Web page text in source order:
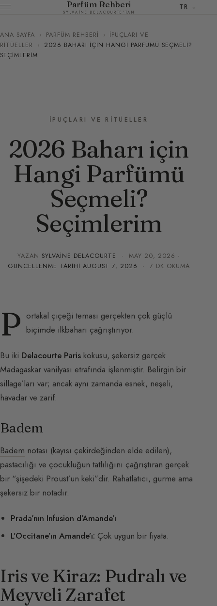
Parfüm Rehberi
SYLVAINE DELACOURTE'TAN
TR
ANA SAYFA › PARFÜM REHBERI › İPUÇLARI VE
RITÜELLER
›
2026 BAHARI IÇIN HANGI PARFÜMÜ SEÇMELI?
SEÇIMLERIM
İPUÇLARI VE RITÜELLER
2026 Baharı için
Hangi Parfümü
Seçmeli?
Seçimlerim
YAZAN SYLVAINE DELACOURTE · MAY 20, 2026 ·
GÜNCELLENME TARIHI AUGUST 7, 2026 · 7 DK OKUMA
P ortakal çiçeği teması gerçekten çok güçlü
biçimde ilkbaharı çağrıştırıyor.
Bu iki Delacourte Paris kokusu, şekersiz gerçek
Madagaskar vanilyası etrafında işlenmiştir. Belirgin bir
sillage’ları var; ancak aynı zamanda esnek, neşeli,
havadar ve zarif.
Badem
Badem notası (kayısı çekirdeğinden elde edilen),
pastacılığı ve çocukluğun tatlılığını çağrıştıran gerçek
bir “şişedeki Proust’un keki”dir. Rahatlatıcı, gurme ama
şekersiz bir notadır.
Prada’nın Infusion d’Amande’ı
L’Occitane’ın Amande’ı: Çok uygun bir fiyata.
Iris ve Kiraz: Pudralı ve
Meyveli Zarafet